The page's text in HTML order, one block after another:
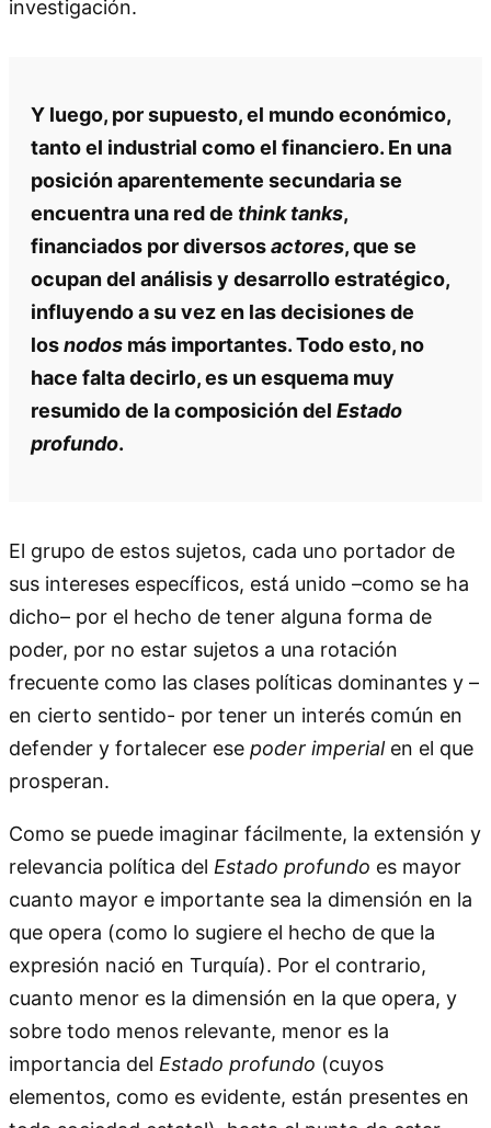
investigación.
Y luego, por supuesto, el mundo económico,
tanto el industrial como el financiero. En una
posición aparentemente secundaria se
encuentra una red de think tanks,
financiados por diversosactores, que se
ocupan del análisis y desarrollo estratégico,
influyendo a su vez en las decisiones de
losnodos más importantes. Todo esto, no
hace falta decirlo, es un esquema muy
resumido de la composición del Estado
profundo.
El grupo de estos sujetos, cada uno portador de
sus intereses específicos, está unido –como se ha
dicho– por el hecho de tener alguna forma de
poder, por no estar sujetos a una rotación
frecuente como las clases políticas dominantes y –
en cierto sentido- por tener un interés común en
defender y fortalecer ese poder imperialen el que
prosperan.
Como se puede imaginar fácilmente, la extensión y
relevancia política del Estado profundo es mayor
cuanto mayor e importante sea la dimensión en la
que opera (como lo sugiere el hecho de que la
expresión nació en Turquía). Por el contrario,
cuanto menor es la dimensión en la que opera, y
sobre todo menos relevante, menor es la
importancia del Estado profundo (cuyos
elementos, como es evidente, están presentes en